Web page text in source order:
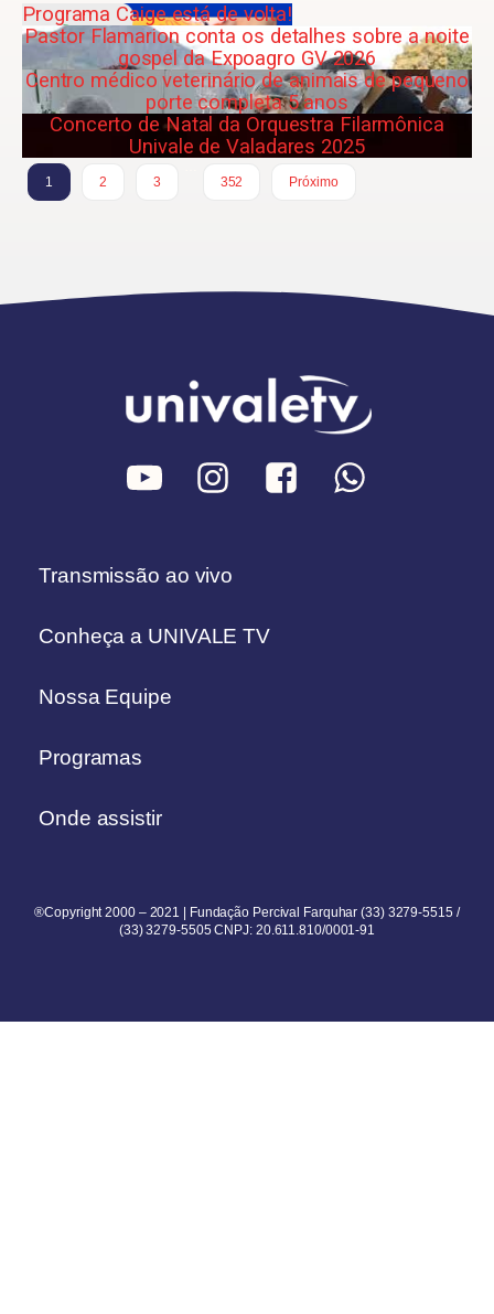
Programa Caige está de volta!
Pastor Flamarion conta os detalhes sobre a noite
gospel da Expoagro GV 2026
Centro médico veterinário de animais de pequeno
porte completa 5 anos
Concerto de Natal da Orquestra Filarmônica
Univale de Valadares 2025
1 2 3
352
Próximo
Transmissão ao vivo
Conheça a UNIVALE TV
Nossa Equipe
Programas
Onde assistir
®Copyright 2000 – 2021 | Fundação Percival Farquhar (33) 3279-5515 /
(33) 3279-5505 CNPJ: 20.611.810/0001-91